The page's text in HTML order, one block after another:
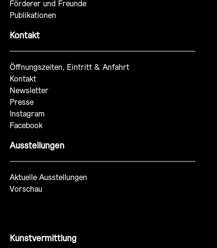
Förderer und Freunde
Publikationen
Kontakt
Öffnungszeiten, Eintritt & Anfahrt
Kontakt
Newsletter
Presse
Instagram
Facebook
Ausstellungen
Aktuelle Ausstellungen
Vorschau
Kunstvermittlung